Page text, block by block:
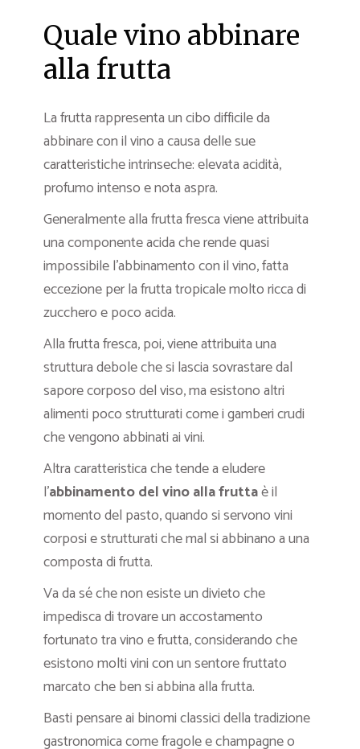
Quale vino abbinare
alla frutta
La frutta rappresenta un cibo difficile da
abbinare con il vino a causa delle sue
caratteristiche intrinseche: elevata acidità,
profumo intenso e nota aspra.
Generalmente alla frutta fresca viene attribuita
una componente acida che rende quasi
impossibile l’abbinamento con il vino, fatta
eccezione per la frutta tropicale molto ricca di
zucchero e poco acida.
Alla frutta fresca, poi, viene attribuita una
struttura debole che si lascia sovrastare dal
sapore corposo del viso, ma esistono altri
alimenti poco strutturati come i gamberi crudi
che vengono abbinati ai vini.
Altra caratteristica che tende a eludere
l’abbinamento del vino alla fruttaè il
momento del pasto, quando si servono vini
corposi e strutturati che mal si abbinano a una
composta di frutta.
Va da sé che non esiste un divieto che
impedisca di trovare un accostamento
fortunato tra vino e frutta, considerando che
esistono molti vini con un sentore fruttato
marcato che ben si abbina alla frutta.
Basti pensare ai binomi classici della tradizione
gastronomica come fragole e champagne o